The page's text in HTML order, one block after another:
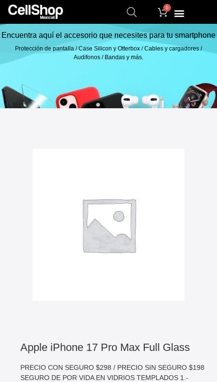
0
Encuentra aquí el accesorio que necesites para tu smartphone
Protección de pantalla / Case Silicon y Otterbox / Cables y cargadores /
Audifonos / Bandas y más.
Apple iPhone 17 Pro Max Full Glass
PRECIO CON SEGURO $298 / PRECIO SIN SEGURO $198
SEGURO DE POR VIDA EN VIDRIOS TEMPLADOS 1.-